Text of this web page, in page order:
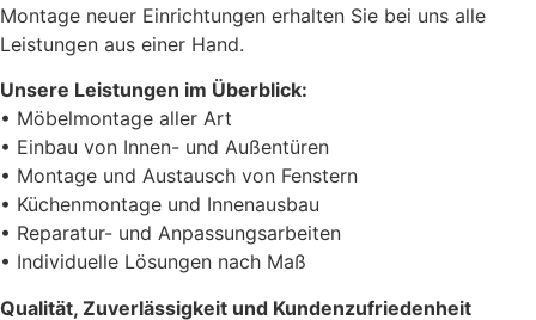
Montage neuer Einrichtungen erhalten Sie bei uns alle
Leistungen aus einer Hand.
Unsere Leistungen im Überblick:
• Möbelmontage aller Art
• Einbau von Innen- und Außentüren
• Montage und Austausch von Fenstern
• Küchenmontage und Innenausbau
• Reparatur- und Anpassungsarbeiten
• Individuelle Lösungen nach Maß
Qualität, Zuverlässigkeit und Kundenzufriedenheit